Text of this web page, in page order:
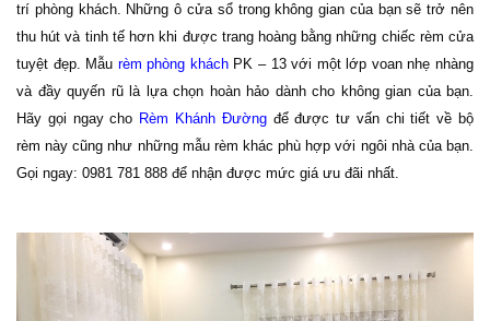
trí phòng khách. Những ô cửa sổ trong không gian của bạn sẽ trở nên
thu hút và tinh tế hơn khi được trang hoàng bằng những chiếc rèm cửa
tuyệt đẹp. Mẫu rèm phòng kháchPK – 13 với một lớp voan nhẹ nhàng
và đầy quyến rũ là lựa chọn hoàn hảo dành cho không gian của bạn.
Hãy gọi ngay cho Rèm Khánh Đườngđể được tư vấn chi tiết về bộ
rèm này cũng như những mẫu rèm khác phù hợp với ngôi nhà của bạn.
Gọi ngay: 0981 781 888 để nhận được mức giá ưu đãi nhất.